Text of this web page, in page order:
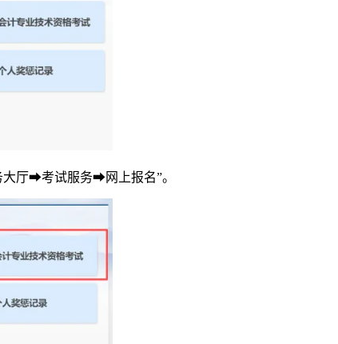
厅➡考试服务➡网上报名”。